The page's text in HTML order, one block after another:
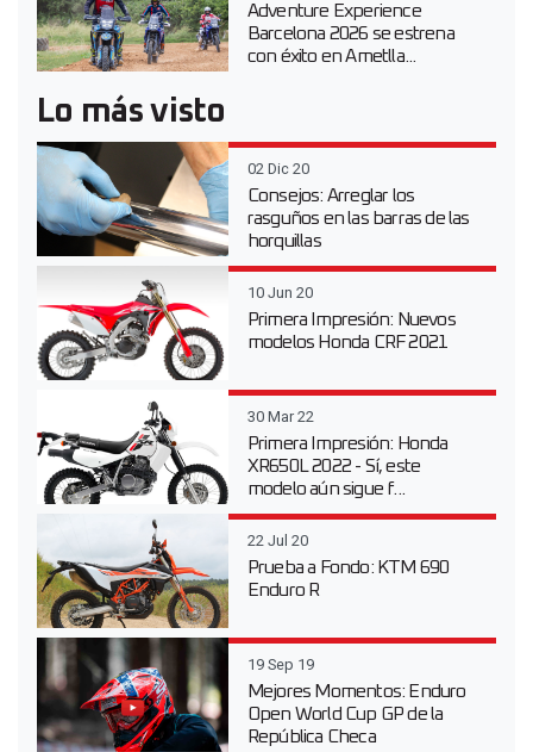
Adventure Experience
Barcelona 2026 se estrena
con éxito en Ametlla...
Lo más visto
02 Dic 20
Consejos: Arreglar los
rasguños en las barras de las
horquillas
10 Jun 20
Primera Impresión: Nuevos
modelos Honda CRF 2021
30 Mar 22
Primera Impresión: Honda
XR650L 2022 - Sí, este
modelo aún sigue f...
22 Jul 20
Prueba a Fondo: KTM 690
Enduro R
19 Sep 19
Mejores Momentos: Enduro
Open World Cup GP de la
República Checa